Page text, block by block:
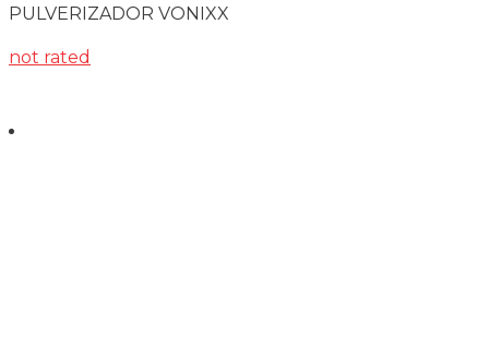
PULVERIZADOR VONIXX
not rated